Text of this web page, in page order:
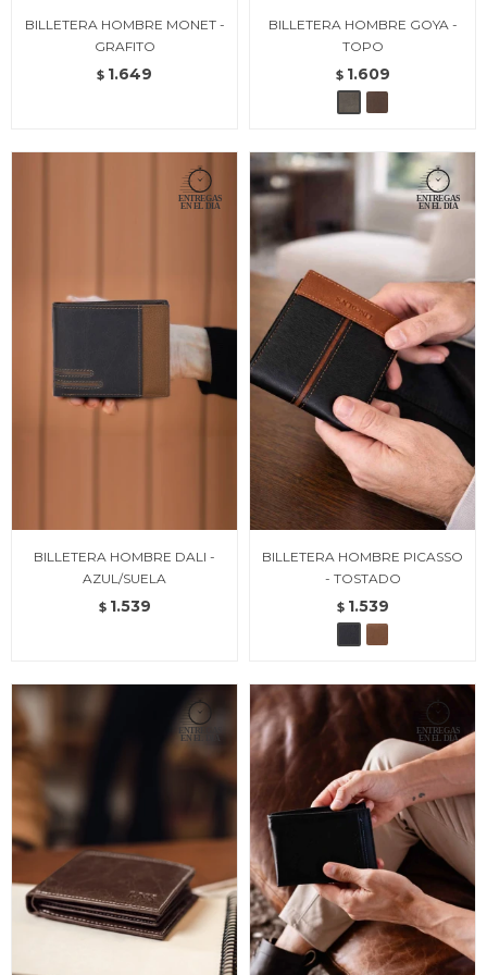
BILLETERA HOMBRE MONET -
GRAFITO
$ 1.649
BILLETERA HOMBRE GOYA -
TOPO
$ 1.609
BILLETERA HOMBRE DALI -
AZUL/SUELA
$ 1.539
BILLETERA HOMBRE PICASSO
- TOSTADO
$ 1.539